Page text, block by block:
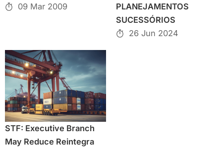
09 Mar 2009
PLANEJAMENTOS
SUCESSÓRIOS
26 Jun 2024
STF: Executive Branch
May Reduce Reintegra